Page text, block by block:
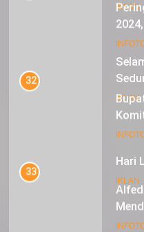
IKLAN
IKLAN
Hari
IKLAN
32
33
pada